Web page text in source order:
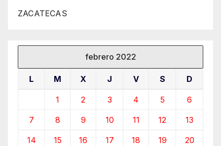
ZACATECAS
febrero 2022
L M X J V S D
1 2 3 4 5 6
7 8 9 10 11 12 13
14 15 16 17 18 19 20